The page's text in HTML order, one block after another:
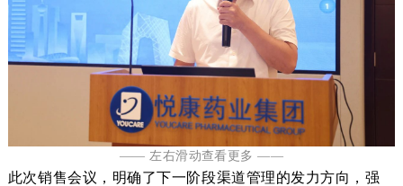
—— 左右滑动查看更多 ——
此次销售会议， 明确了下一阶段渠道管理的发力方向，强